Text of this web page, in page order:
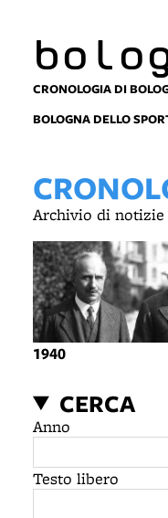
CRONOLOGIA DI
BOLOGNA DELLO
Archivio di
1940
CERCA
Anno
Testo libero